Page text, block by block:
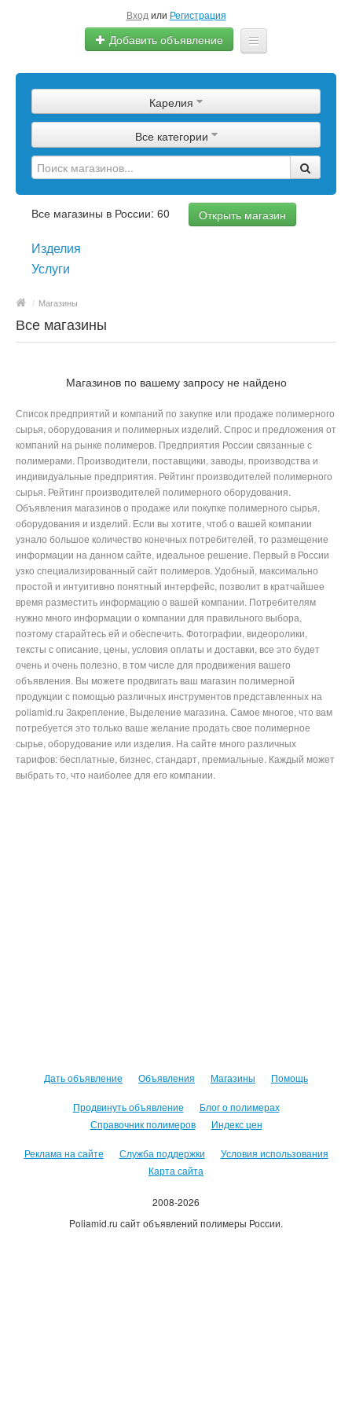
Вход или Регистрация
Добавить объявление
Сырье
Изделия
Оборудование
Услуги
Карелия
Все категории
Все магазины в России: 60 Открыть магазин
Изделия
Услуги
/ Магазины
Все магазины
Магазинов по вашему запросу не найдено
Список предприятий и компаний по закупке или продаже полимерного
сырья, оборудования и полимерных изделий. Спрос и предложения от
компаний на рынке полимеров. Предприятия России связанные с
полимерами. Производители, поставщики, заводы, производства и
индивидуальные предприятия. Рейтинг производителей полимерного
сырья. Рейтинг производителей полимерного оборудования.
Объявления магазинов о продаже или покупке полимерного сырья,
оборудования и изделий. Если вы хотите, чтоб о вашей компании
узнало большое количество конечных потребителей, то размещение
информации на данном сайте, идеальное решение. Первый в России
узко специализированный сайт полимеров. Удобный, максимально
простой и интуитивно понятный интерфейс, позволит в кратчайшее
время разместить информацию о вашей компании. Потребителям
нужно много информации о компании для правильного выбора,
поэтому старайтесь ей и обеспечить. Фотографии, видеоролики,
тексты с описание, цены, условия оплаты и доставки, все это будет
очень и очень полезно, в том числе для продвижения вашего
объявления. Вы можете продвигать ваш магазин полимерной
продукции с помощью различных инструментов представленных на
poliamid.ru Закрепление, Выделение магазина. Самое многое, что вам
потребуется это только ваше желание продать свое полимерное
сырье, оборудование или изделия. На сайте много различных
тарифов: бесплатные, бизнес, стандарт, премиальные. Каждый может
выбрать то, что наиболее для его компании.
Дать объявление Объявления Магазины Помощь
Продвинуть объявление
Блог о полимерах
Справочник полимеров
Индекс цен
Реклама на сайте Служба поддержки
Условия использования
Карта сайта
2008-2026
Poliamid.ru сайт объявлений полимеры России.